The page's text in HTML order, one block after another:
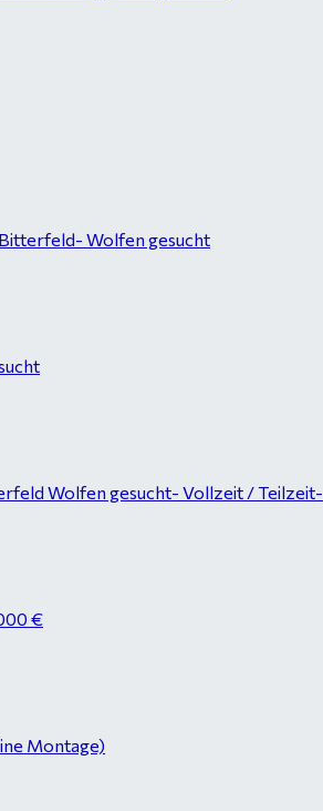
Wolfen gesucht
Wolfen gesucht- Vollzeit / Teilzeit-
€
Montage)